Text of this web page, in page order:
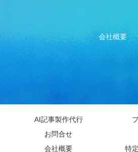
会社概要
AI記事製作代行
お問合せ
会社概要
特